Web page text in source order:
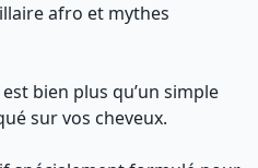
afro et mythes
bien plus qu’un simple
sur vos cheveux.